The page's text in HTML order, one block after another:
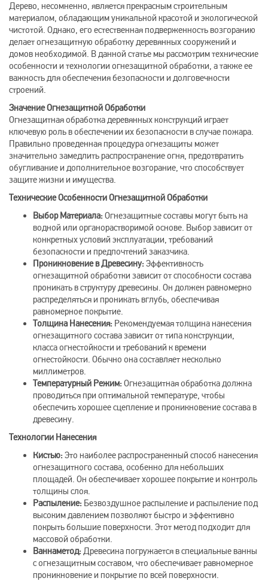
Дерево, несомненно, является прекрасным строительным
материалом, обладающим уникальной красотой и экологической
чистотой. Однако, его естественная подверженность возгоранию
делает огнезащитную обработку деревянных сооружений и
домов необходимой. В данной статье мы рассмотрим технические
особенности и технологии огнезащитной обработки, а также ее
важность для обеспечения безопасности и долговечности
строений.
Значение Огнезащитной Обработки
Огнезащитная обработка деревянных конструкций играет
ключевую роль в обеспечении их безопасности в случае пожара.
Правильно проведенная процедура огнезащиты может
значительно замедлить распространение огня, предотвратить
обугливание и дополнительное возгорание, что способствует
защите жизни и имущества.
Технические Особенности Огнезащитной Обработки
Выбор Материала: Огнезащитные составы могут быть на
водной или органорастворимой основе. Выбор зависит от
конкретных условий эксплуатации, требований
безопасности и предпочтений заказчика.
Проникновение в Древесину: Эффективность
огнезащитной обработки зависит от способности состава
проникать в структуру древесины. Он должен равномерно
распределяться и проникать вглубь, обеспечивая
равномерное покрытие.
Толщина Нанесения: Рекомендуемая толщина нанесения
огнезащитного состава зависит от типа конструкции,
класса огнестойкости и требований к времени
огнестойкости. Обычно она составляет несколько
миллиметров.
Температурный Режим: Огнезащитная обработка должна
проводиться при оптимальной температуре, чтобы
обеспечить хорошее сцепление и проникновение состава в
древесину.
Технологии Нанесения
Кистью: Это наиболее распространенный способ нанесения
огнезащитного состава, особенно для небольших
площадей. Он обеспечивает хорошее покрытие и контроль
толщины слоя.
Распыление: Безвоздушное распыление и распыление под
высоким давлением позволяют быстро и эффективно
покрыть большие поверхности. Этот метод подходит для
массовой обработки.
Ваннаметод: Древесина погружается в специальные ванны
с огнезащитным составом, что обеспечивает равномерное
проникновение и покрытие по всей поверхности.